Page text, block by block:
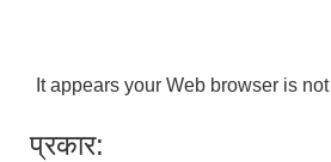
It appears your Web browser is
प्रकार: